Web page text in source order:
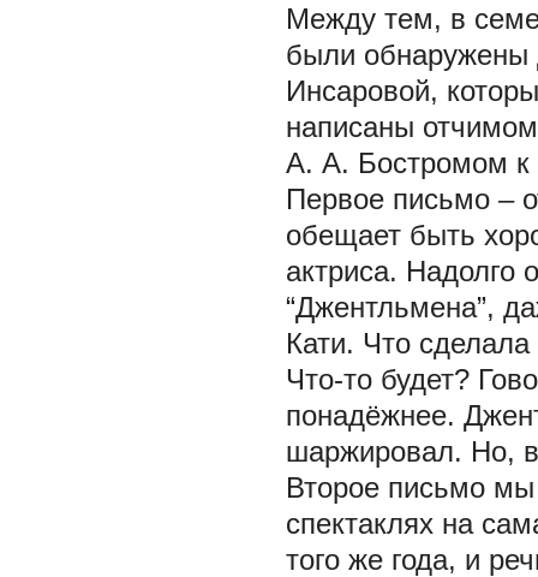
Между тем, в
были обнаружены
Инсаровой,
написаны
А. А. Бостромом к
Первое письмо –
обещает быть
актриса. Надолго
“Джентльмена”,
Кати. Что
Что-то будет?
понадёжнее.
шаржировал. Но,
Второе письмо мы
спектаклях на
того же года, и